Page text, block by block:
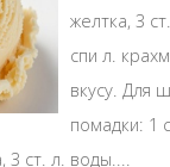
желтка, 3
спи л.
вкусу. Для
помадки: 1
3 ст. л. воды....